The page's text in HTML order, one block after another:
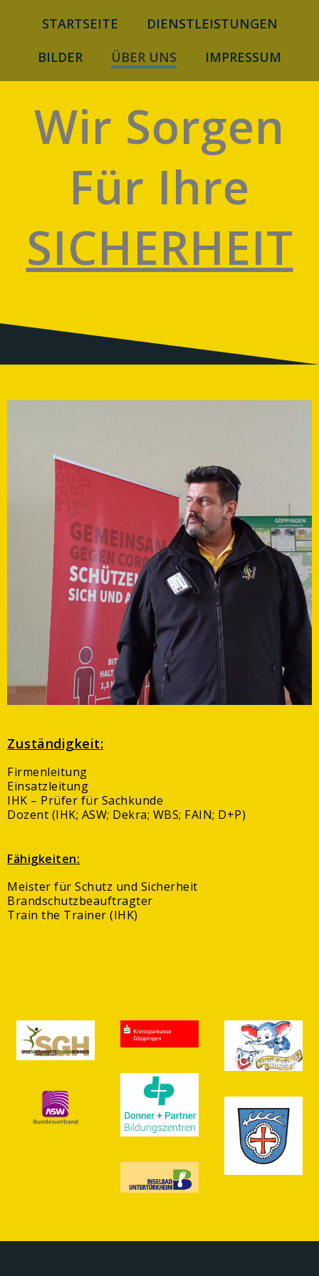
Inhalt
STARTSEITE
DIENSTLEISTUNGEN
BILDER
ÜBER UNS IMPRESSUM
Wir Sorgen
Für Ihre
SICHERHEIT
Zuständigkeit:
Firmenleitung
Einsatzleitung
IHK – Prüfer für Sachkunde
Dozent (IHK; ASW; Dekra; WBS; FAIN; D+P)
Fähigkeiten:
Meister für Schutz und Sicherheit
Brandschutzbeauftragter
Train the Trainer (IHK)